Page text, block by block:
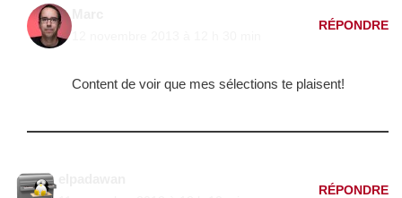
RÉPONDRE
Content de voir que mes sélections te plaisent!
RÉPONDRE